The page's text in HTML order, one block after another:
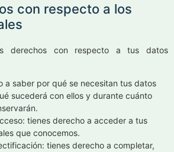
con respecto a los
derechos con respecto a tus datos
a saber por qué se necesitan tus datos
sucederá con ellos y durante cuánto
tienes derecho a acceder a tus
que conocemos.
tienes derecho a completar,